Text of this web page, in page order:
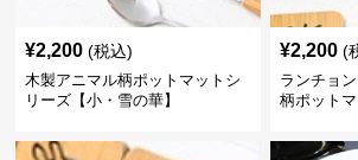
¥2,200 (税込)
木製アニマル柄ポットマットシ
リーズ【小・雪の華】
¥2,200 (
ランチョ
柄ポット